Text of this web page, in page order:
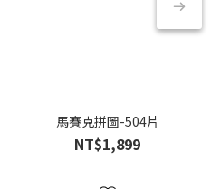
馬賽克拼圖-504片
NT$1,899